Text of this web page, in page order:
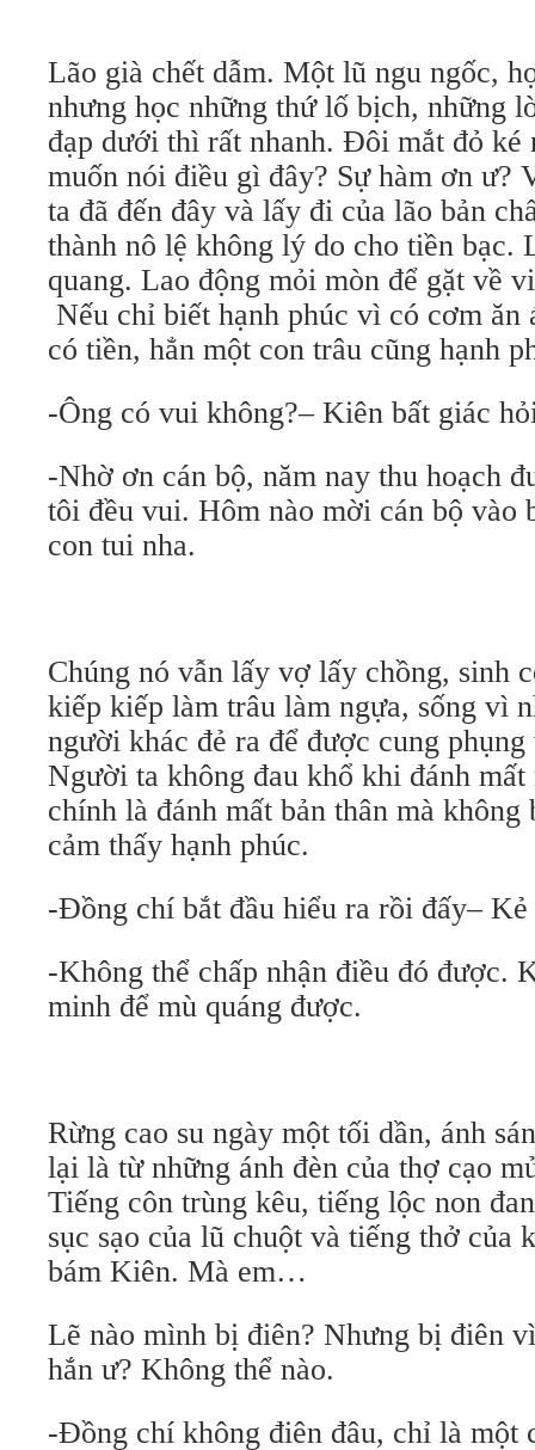
Lão già chết dẫm. Một lũ ngu ngốc,
nhưng học những thứ lố bịch, những
đạp dưới thì rất nhanh. Đôi mắt đỏ ké
muốn nói điều gì đây? Sự hàm ơn ư?
ta đã đến đây và lấy đi của lão bản
thành nô lệ không lý do cho tiền bạc.
quang. Lao động mỏi mòn để gặt về
Nếu chỉ biết hạnh phúc vì có cơm ăn
có tiền, hẳn một con trâu cũng hạnh
-Ông có vui không?– Kiên bất giác
-Nhờ ơn cán bộ, năm nay thu hoạch
tôi đều vui. Hôm nào mời cán bộ vào
con tui nha.
Chúng nó vẫn lấy vợ lấy chồng, sinh
kiếp kiếp làm trâu làm ngựa, sống vì
người khác đẻ ra để được cung
Người ta không đau khổ khi đánh
chính là đánh mất bản thân mà
cảm thấy hạnh phúc.
-Đồng chí bắt đầu hiểu ra rồi đấy–
-Không thể chấp nhận điều đó được.
minh để mù quáng được.
Rừng cao su ngày một tối dần, ánh
lại là từ những ánh đèn của thợ cạo
Tiếng côn trùng kêu, tiếng lộc non
sục sạo của lũ chuột và tiếng thở của
bám Kiên. Mà em…
Lẽ nào mình bị điên? Nhưng bị điên
hắn ư? Không thể nào.
-Đồng chí không điên đâu, chỉ là một